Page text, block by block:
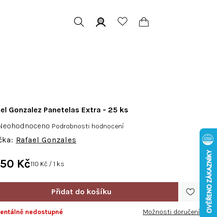
Rafael Gonzales
Gonzalez Panetelas Extra - 25 ks
Podrobnosti hodnocení
KčMěrná
110 Kč / 1 ks
nedostupné Možnosti doručení